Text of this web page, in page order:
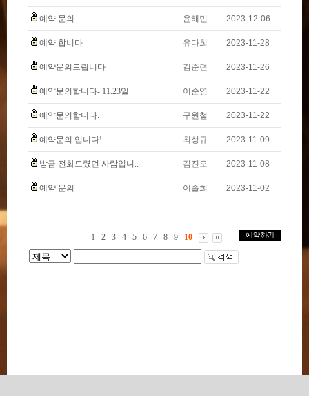
예약 문의 윤해민 2023-12-06
예약 합니다 유다희 2023-11-28
예약문의드립니다 김준련 2023-11-26
예약문의합니다- 11.23일 이순영 2023-11-22
예약문의합니다. 구원철 2023-11-22
예약문의 입니다! 최성규 2023-11-09
방금 전화드렸던 사람입니.. 김진오 2023-11-08
예약 문의 이솔희 2023-11-02
1 2 3 4 5 6 7 8 9 10